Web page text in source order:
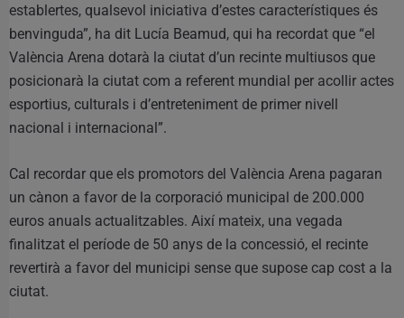
establertes, qualsevol iniciativa d’estes característiques és
benvinguda”, ha dit Lucía Beamud, qui ha recordat que “el
València Arena dotarà la ciutat d’un recinte multiusos que
posicionarà la ciutat com a referent mundial per acollir actes
esportius, culturals i d’entreteniment de primer nivell
nacional i internacional”.
Cal recordar que els promotors del València Arena pagaran
un cànon a favor de la corporació municipal de 200.000
euros anuals actualitzables. Així mateix, una vegada
finalitzat el període de 50 anys de la concessió, el recinte
revertirà a favor del municipi sense que supose cap cost a la
ciutat.